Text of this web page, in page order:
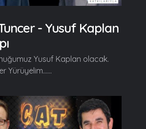
- Yusuf Kaplan
Yusuf Kaplan olacak.
Yürüyelim......